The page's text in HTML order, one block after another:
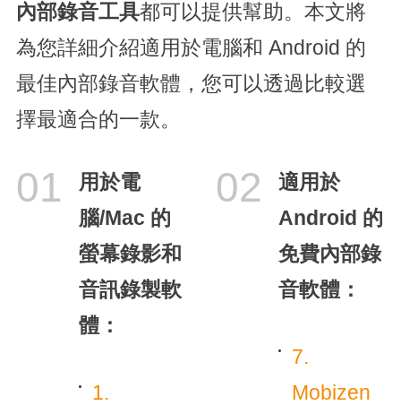
內部錄音工具都可以提供幫助。本文將
為您詳細介紹適用於電腦和 Android 的
最佳內部錄音軟體，您可以透過比較選
擇最適合的一款。
01
用於電
腦/Mac 的
螢幕錄影和
音訊錄製軟
體：
1.
02
適用於
Android 的
免費內部錄
音軟體：
7.
Mobizen